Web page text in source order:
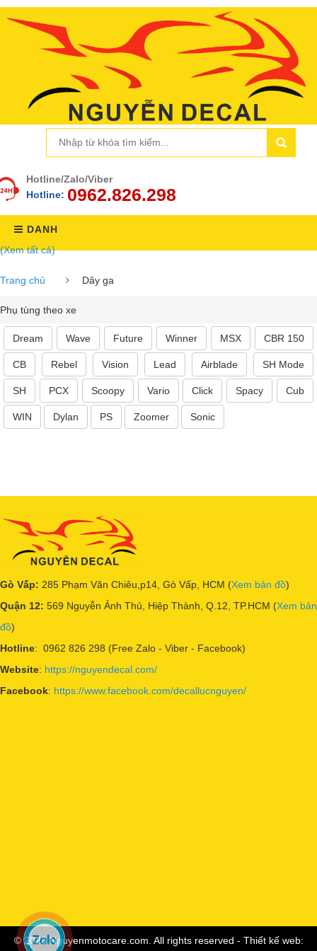
Hotline/Zalo/Viber
Hotline: 0962.826.298
DANH
(Xem tất cả)
Trang chủ Dây ga
Phụ tùng theo xe
Dream Wave Future Winner MSX CBR 150
CB Rebel Vision Lead Airblade SH Mode
SH PCX Scoopy Vario Click Spacy Cub
WIN Dylan PS Zoomer Sonic
Gò Vấp: 285 Phạm Văn Chiêu,p14, Gò Vấp, HCM (Xem bản đồ)
Quận 12: 569 Nguyễn Ảnh Thủ, Hiệp Thành, Q.12, TP.HCM (Xem bản
đồ)
Hotline: 0962 826 298 (Free Zalo - Viber - Facebook)
Website: https://nguyendecal.com/
Facebook: https://www.facebook.com/decallucnguyen/
© 2023 Nguyenmotocare.com. All rights reserved - Thiết kế web: